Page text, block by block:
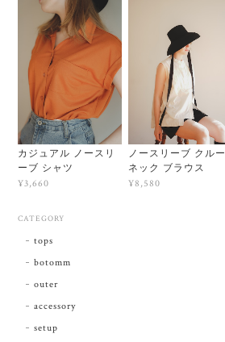
カジュアル ノースリ
ーブ シャツ
¥3,660
ノースリーブ クルー
ネック ブラウス
¥8,580
CATEGORY
tops
botomm
outer
accessory
setup